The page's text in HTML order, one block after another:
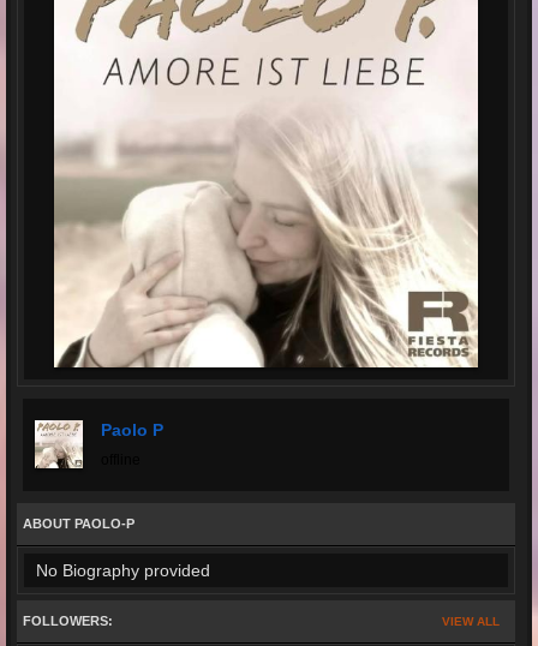
Paolo P
ABOUT PAOLO-P
No Biography provided
VIEW ALL
FOLLOWERS: